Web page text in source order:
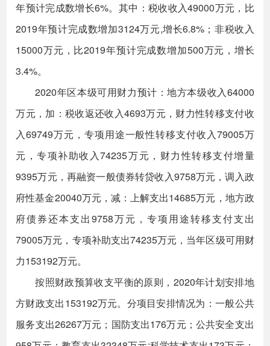
年预计完成数增长6%。其中：税收收入49000万元，比
2019年预计完成数增加3124万元,增长6.8%；非税收入
15000万元，比2019年预计完成数增加500万元，增长
3.4%。
2020年区本级可用财力预计：地方本级收入64000
万元，加：税收返还收入4693万元，财力性转移支付收
入69749万元，专项用途一般性转移支付收入79005万
元，专项补助收入74235万元，财力性转移支付增量
9395万元，再融资一般债券转贷收入9758万元，调入政
府性基金20040万元，减：上解支出14685万元，地方政
府债券还本支出9758万元，专项用途转移支付支出
79005万元，专项补助支出74235万元，当年区级可用财
力153192万元。
按照财政预算收支平衡的原则，2020年计划安排地
方财政支出153192万元。分项目安排情况为：一般公共
服务支出26267万元；国防支出176万元；公共安全支出